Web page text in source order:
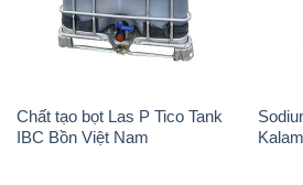
Chất tạo bọt Las P Tico Tank
IBC Bồn Việt Nam